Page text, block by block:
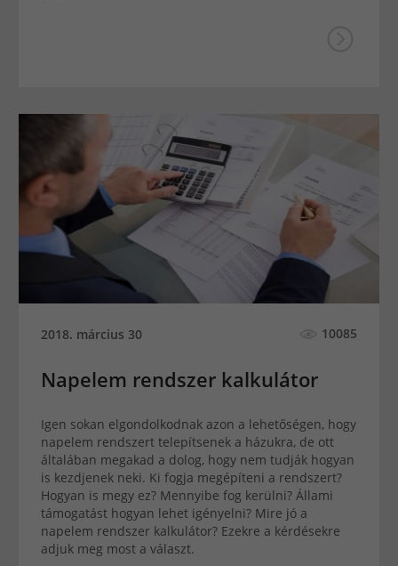
2018. március 30 10085
Napelem rendszer kalkulátor
Igen sokan elgondolkodnak azon a lehetőségen, hogy
napelem rendszert telepítsenek a házukra, de ott
általában megakad a dolog, hogy nem tudják hogyan
is kezdjenek neki. Ki fogja megépíteni a rendszert?
Hogyan is megy ez? Mennyibe fog kerülni? Állami
támogatást hogyan lehet igényelni? Mire jó a
napelem rendszer kalkulátor? Ezekre a kérdésekre
adjuk meg most a választ.